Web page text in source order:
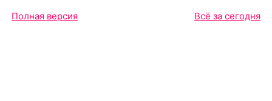
Полная версия Всё за сегодня